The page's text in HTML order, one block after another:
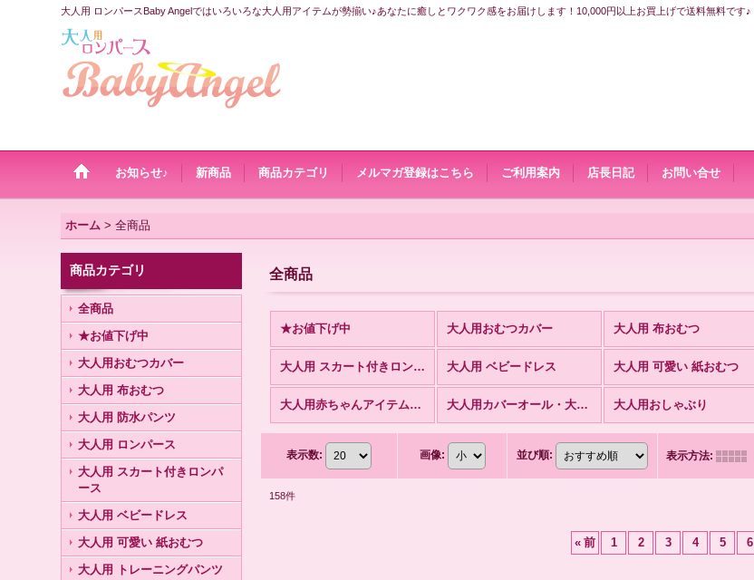
大人用 ロンパースBaby Angelではいろいろな大人用アイテムが勢揃い♪あなたに癒しとワクワク感をお届けします！10,000円以上お買上げで送料無料です♪
お知らせ♪ 新商品 商品カテゴリ メルマガ登録はこちら ご利用案内 店長日記 お問い合せ
ホーム > 全商品
商品カテゴリ
全商品
★お値下げ中
大人用おむつカバー
大人用 布おむつ
大人用 防水パンツ
大人用 ロンパース
大人用 スカート付きロンパ
ース
大人用 ベビードレス
大人用 可愛い 紙おむつ
大人用 トレーニングパンツ
全商品
★お値下げ中 大人用おむつカバー 大人用 布おむつ
大人用 スカート付きロンパース 大人用 ベビードレス 大人用 可愛い 紙おむつ
大人用赤ちゃんアイテム・可愛いアイテム 大人用カバーオール・大人用ベビーパジャマ 大人用おしゃぶり
表示数: 画像: 並び順: 表示方法:
158件
« 前 1 2 3 4 5 6